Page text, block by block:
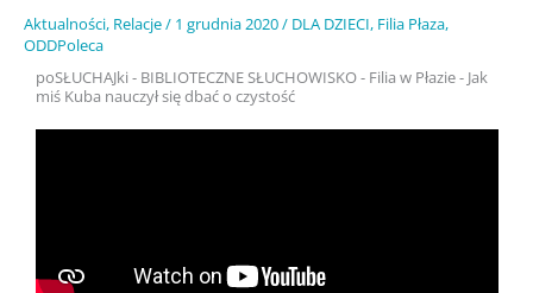
Aktualności, Relacje/ 1 grudnia 2020/ DLA DZIECI, Filia Płaza,
ODDPoleca
poSŁUCHAJki - BIBLIOTECZNE SŁUCHOWISKO - Filia w Płazie - Jak
miś Kuba nauczył się dbać o czystość